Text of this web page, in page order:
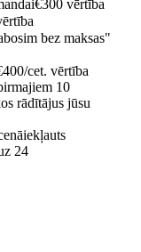
€300 vērtība
bez maksas"
cet. vērtība
10
rādītājus jūsu
iekļauts
24